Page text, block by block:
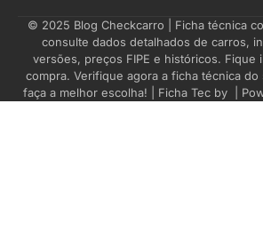
Puma-Alfa 7900
(diesel) 1997
1
© 2025 Blog Checkcarro | Ficha técnica
consulte dados detalhados de carros,
versões, preços FIPE e históricos. Fique
compra. Verifique agora a ficha técnica
faça a melhor escolha! | Ficha Tec by
|